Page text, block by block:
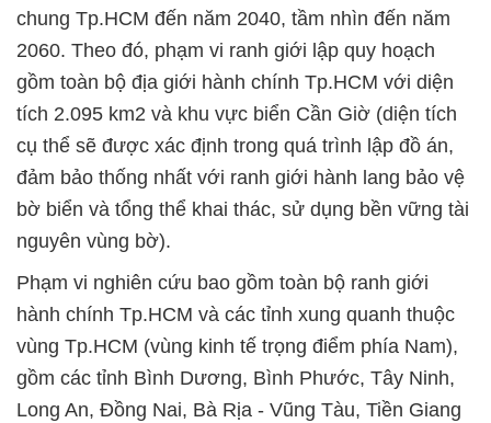
chung Tp.HCM đến năm 2040, tầm nhìn đến năm
2060. Theo đó, phạm vi ranh giới lập quy hoạch
gồm toàn bộ địa giới hành chính Tp.HCM với diện
tích 2.095 km2 và khu vực biển Cần Giờ (diện tích
cụ thể sẽ được xác định trong quá trình lập đồ án,
đảm bảo thống nhất với ranh giới hành lang bảo vệ
bờ biển và tổng thể khai thác, sử dụng bền vững tài
nguyên vùng bờ).
Phạm vi nghiên cứu bao gồm toàn bộ ranh giới
hành chính Tp.HCM và các tỉnh xung quanh thuộc
vùng Tp.HCM (vùng kinh tế trọng điểm phía Nam),
gồm các tỉnh Bình Dương, Bình Phước, Tây Ninh,
Long An, Đồng Nai, Bà Rịa - Vũng Tàu, Tiền Giang